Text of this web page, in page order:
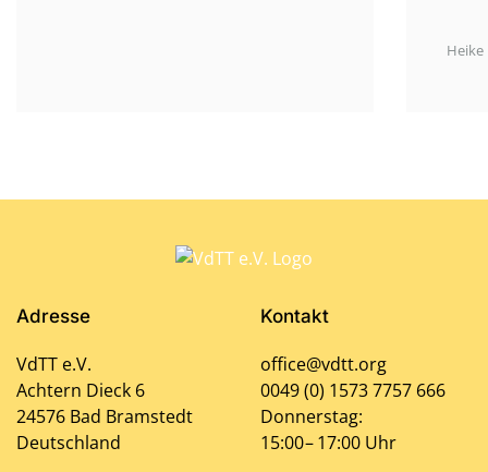
Adresse
VdTT e.V.
Achtern Dieck 6
24576 Bad Bramstedt
Deutschland
Kontakt
office@vdtt.org
0049 (0) 1573 7757 666
Donnerstag:
15:00 – 17:00 Uhr